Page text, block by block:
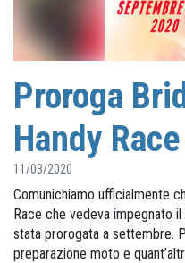
Proroga
Handy Race
11/03/2020
Comunichiamo ufficialmente
Race che vedeva impegnato
stata prorogata a settembre.
preparazione moto e